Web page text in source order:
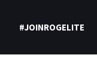
#JOINROGELITE